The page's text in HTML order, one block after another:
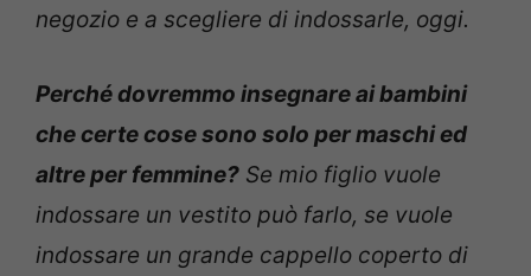
negozio e a scegliere di indossarle, oggi.
Perché dovremmo insegnare ai bambini
che certe cose sono solo per maschi ed
altre per femmine? Se mio figlio vuole
indossare un vestito può farlo, se vuole
indossare un grande cappello coperto di